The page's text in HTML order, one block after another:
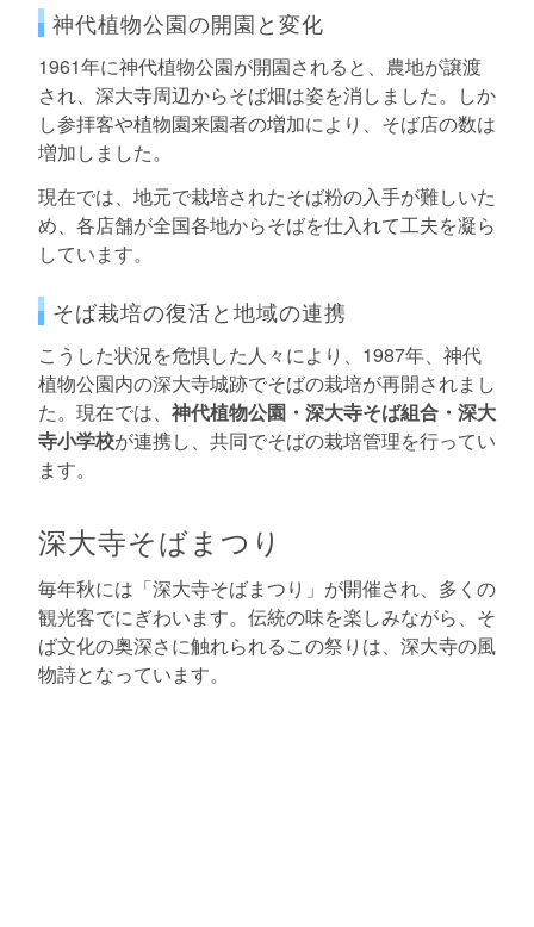
神代植物公園の開園と変化
1961年に神代植物公園が開園されると、農地が譲渡
され、深大寺周辺からそば畑は姿を消しました。しか
し参拝客や植物園来園者の増加により、そば店の数は
増加しました。
現在では、地元で栽培されたそば粉の入手が難しいた
め、各店舗が全国各地からそばを仕入れて工夫を凝ら
しています。
そば栽培の復活と地域の連携
こうした状況を危惧した人々により、1987年、神代
植物公園内の深大寺城跡でそばの栽培が再開されまし
た。現在では、 神代植物公園・深大寺そば組合・深大
寺小学校が連携し、共同でそばの栽培管理を行ってい
ます。
深大寺そばまつり
毎年秋には「深大寺そばまつり」が開催され、多くの
観光客でにぎわいます。伝統の味を楽しみながら、そ
ば文化の奥深さに触れられるこの祭りは、深大寺の風
物詩となっています。